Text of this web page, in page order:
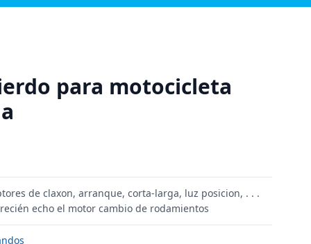
para motocicleta
de claxon, arranque, corta-larga, luz posicion, . . .
echo el motor cambio de rodamientos